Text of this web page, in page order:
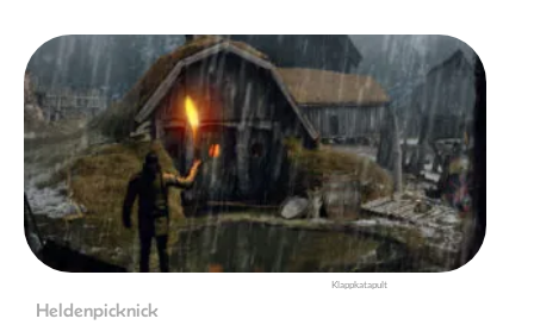
Klappkatapult
Heldenpicknick